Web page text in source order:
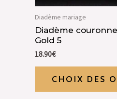
Diadème mariage
Diadème
Gold 5
18.90€
CHOIX DES